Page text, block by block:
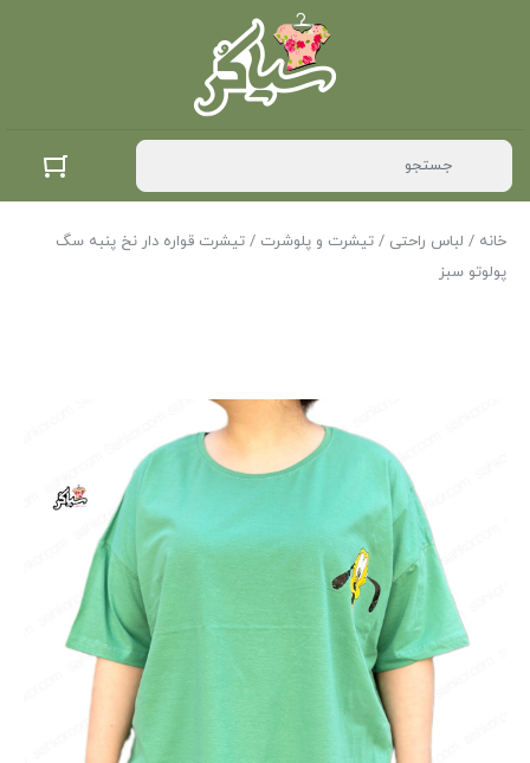
خانه / لباس راحتی / تیشرت و پلوشرت / تیشرت قواره دار نخ پنبه سگ
پولوتو سبز